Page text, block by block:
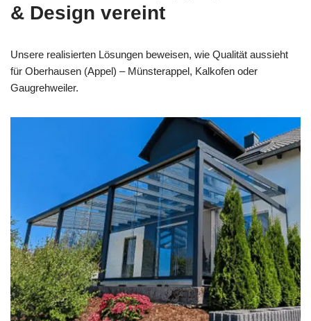
& Design vereint
Unsere realisierten Lösungen beweisen, wie Qualität aussieht
für Oberhausen (Appel) – Münsterappel, Kalkofen oder
Gaugrehweiler.